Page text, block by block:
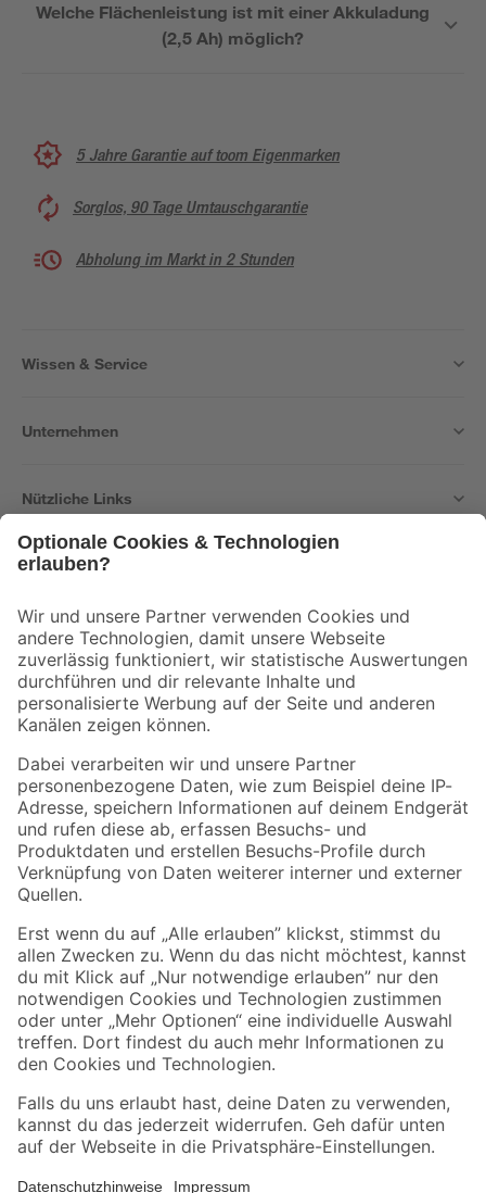
Welche Flächenleistung ist mit einer Akkuladung
(2,5 Ah) möglich?
5 Jahre Garantie auf toom Eigenmarken
Sorglos, 90 Tage Umtauschgarantie
Abholung im Markt in 2 Stunden
Wissen & Service
Unternehmen
Nützliche Links
Der toom Newsletter: Keine Angebote und Aktionen mehr verpassen!
Zur Newsletter Anmeldung
Folge uns
Zahlungsarten Versandarten
Sicher einkaufen
Jetzt die toom-App herunterladen
Alle Preisangaben in EUR inkl. gesetzl. MwSt.. Die dargestellten Angebote sind unter
Umständen nicht in allen Märkten verfügbar. Die angegebenen Verfügbarkeiten beziehen
Produkte nur solange der Vorrat reicht.